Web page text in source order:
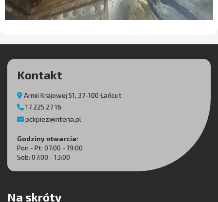
Kontakt
Armii Krajowej 51, 37-100 Łańcut
17 225 27 16
pckpiez@interia.pl
Godziny otwarcia:
Pon - Pt: 07:00 - 19:00
Sob: 07:00 - 13:00
Na skróty